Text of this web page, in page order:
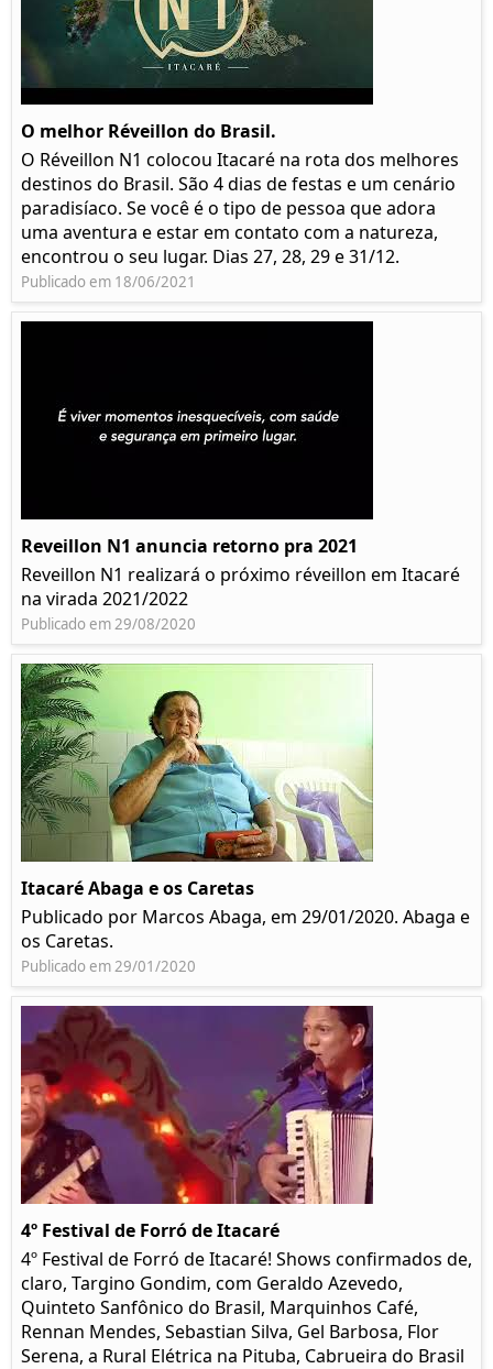
O melhor Réveillon do Brasil.
O Réveillon N1 colocou Itacaré na rota dos melhores
destinos do Brasil. São 4 dias de festas e um cenário
paradisíaco. Se você é o tipo de pessoa que adora
uma aventura e estar em contato com a natureza,
encontrou o seu lugar. Dias 27, 28, 29 e 31/12.
Publicado em 18/06/2021
Reveillon N1 anuncia retorno pra 2021
Reveillon N1 realizará o próximo réveillon em Itacaré
na virada 2021/2022
Publicado em 29/08/2020
Itacaré Abaga e os Caretas
Publicado por Marcos Abaga, em 29/01/2020. Abaga e
os Caretas.
Publicado em 29/01/2020
4º Festival de Forró de Itacaré
4º Festival de Forró de Itacaré! Shows confirmados de,
claro, Targino Gondim, com Geraldo Azevedo,
Quinteto Sanfônico do Brasil, Marquinhos Café,
Rennan Mendes, Sebastian Silva, Gel Barbosa, Flor
Serena, a Rural Elétrica na Pituba, Cabrueira do Brasil